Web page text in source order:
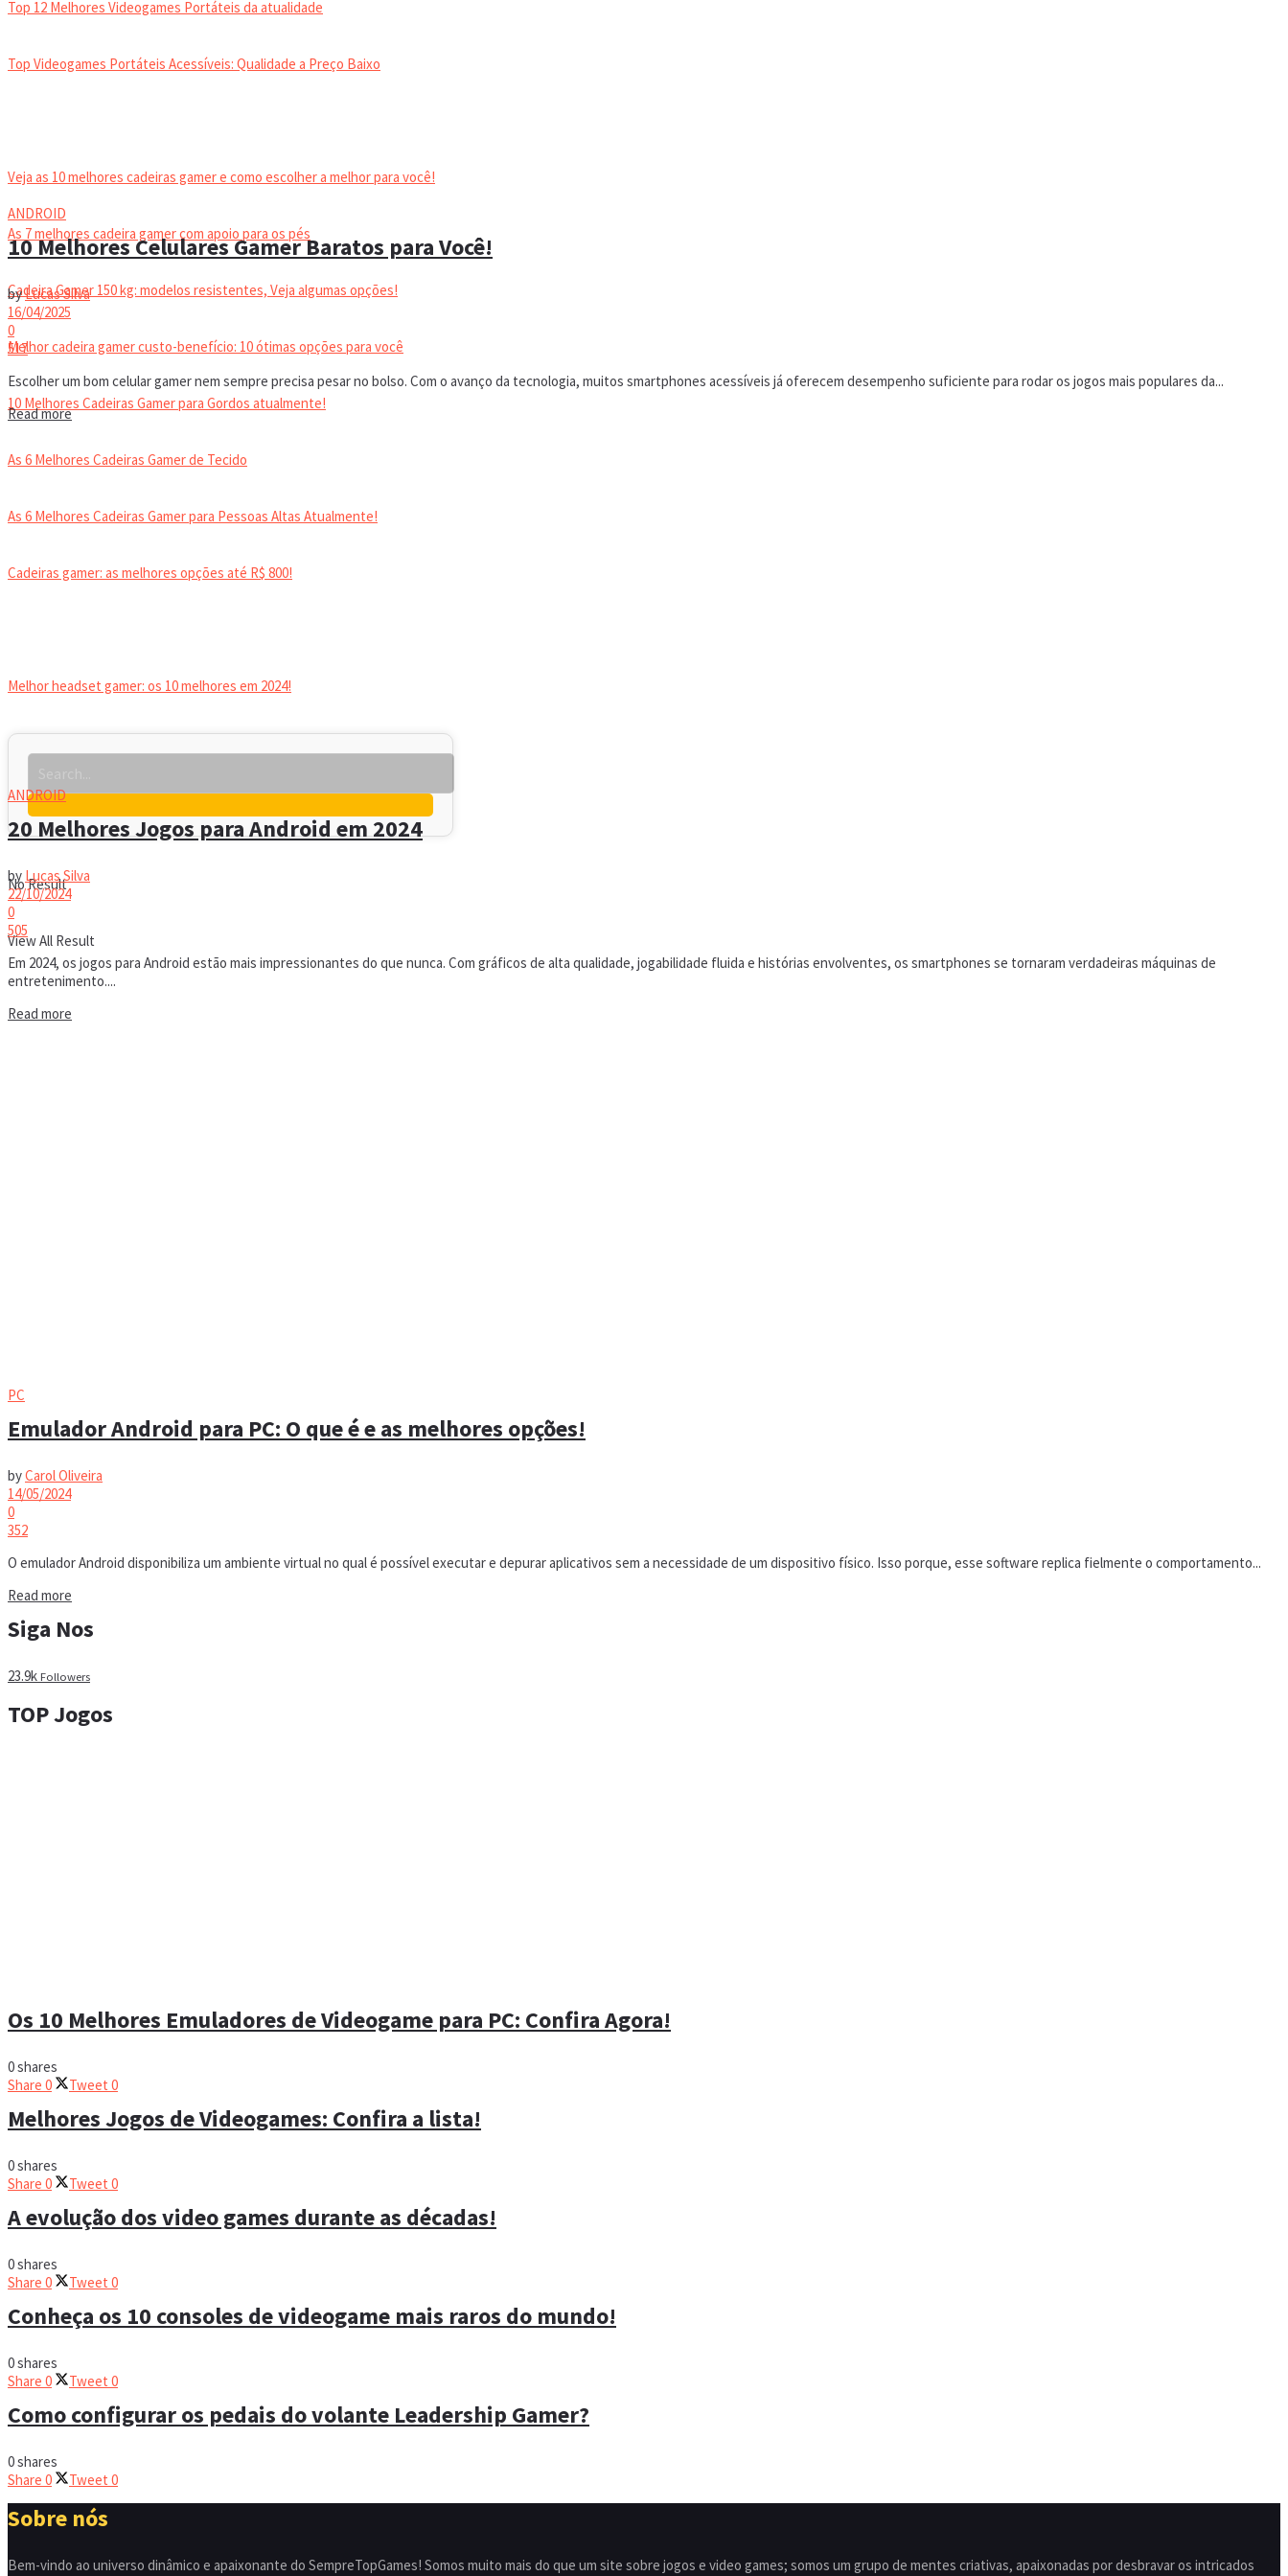
Top 12 Melhores Videogames Portáteis da atualidade
Top Videogames Portáteis Acessíveis: Qualidade a Preço Baixo
Veja as 10 melhores cadeiras gamer e como escolher a melhor para você!
As 7 melhores cadeira gamer com apoio para os pés
Cadeira Gamer 150 kg: modelos resistentes, Veja algumas opções!
Melhor cadeira gamer custo-benefício: 10 ótimas opções para você
10 Melhores Cadeiras Gamer para Gordos atualmente!
As 6 Melhores Cadeiras Gamer de Tecido
As 6 Melhores Cadeiras Gamer para Pessoas Altas Atualmente!
Cadeiras gamer: as melhores opções até R$ 800!
Melhor headset gamer: os 10 melhores em 2024!
No Result
View All Result
ANDROID
10 Melhores Celulares Gamer Baratos para Você!
byLucas Silva
16/04/2025
0
517
Escolher um bom celular gamer nem sempre precisa pesar no bolso. Com o avanço da tecnologia, muitos smartphones acessíveis já oferecem desempenho suficiente para rodar os jogos mais populares da...
Read moreDetails
ANDROID
20 Melhores Jogos para Android em 2024
by Lucas Silva
22/10/2024
0
505
Em 2024, os jogos para Android estão mais impressionantes do que nunca. Com gráficos de alta qualidade, jogabilidade fluida e histórias envolventes, os smartphones se tornaram verdadeiras máquinas de
entretenimento....
Read more
PC
Emulador Android para PC: O que é e as melhores opções!
byCarol Oliveira
14/05/2024
0
352
O emulador Android disponibiliza um ambiente virtual no qual é possível executar e depurar aplicativos sem a necessidade de um dispositivo físico. Isso porque, esse software replica fielmente o comportamento...
Read more
Siga Nos
23.9k Followers
TOP Jogos
Os 10 Melhores Emuladores de Videogame para PC: Confira Agora!
0 shares
Share 0 Tweet 0
Melhores Jogos de Videogames: Confira a lista!
0 shares
Share 0 Tweet 0
A evolução dos video games durante as décadas!
0 shares
Share 0 Tweet 0
Conheça os 10 consoles de videogame mais raros do mundo!
0 shares
Share 0 Tweet 0
Como configurar os pedais do volante Leadership Gamer?
0 shares
Share 0 Tweet 0
Sobre nós
Bem-vindo ao universo dinâmico e apaixonante do SempreTopGames! Somos muito mais do que um site sobre jogos e video games; somos um grupo de mentes criativas, apaixonadas por desbravar os intricados